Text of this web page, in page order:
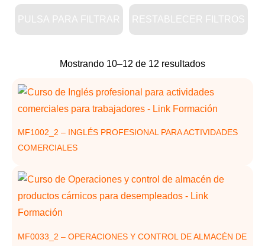
PULSA PARA FILTRAR RESTABLECER FILTROS
Mostrando 10–12 de 12 resultadosOrdenado
últimos
MF1002_2 – INGLÉS PROFESIONAL PARA ACTIVIDADES
COMERCIALES
MF0033_2 – OPERACIONES Y CONTROL DE ALMACÉN DE